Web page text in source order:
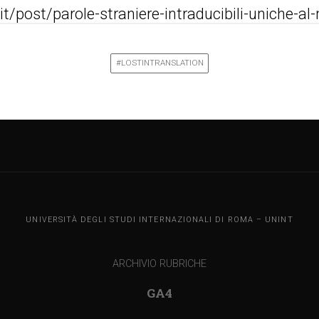
post/parole-straniere-intraducibili-uniche-
#LOSTINTRANSLATION
UNINT BLOG
UNIVERSITÀ DEGLI STUDI INTERNAZIONALI DI ROMA – UNINT
ARCHIVIO RUBRICHE
GA4